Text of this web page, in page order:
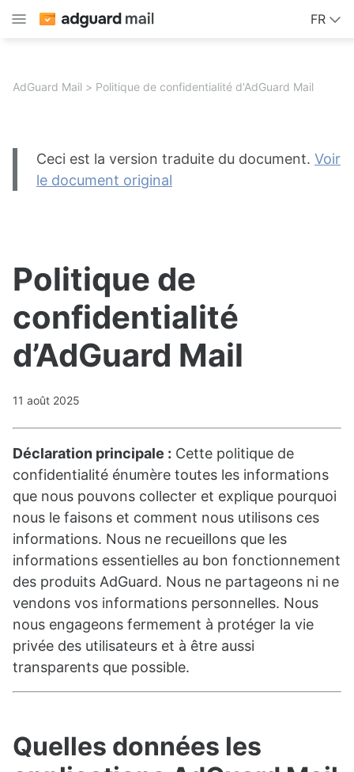
FR
AdGuard Mail Politique de confidentialité d'AdGuard Mail
Ceci est la version traduite du document. Voir
le document original
Politique de
confidentialité
d’AdGuard Mail
11 août 2025
Déclaration principale : Cette politique de
confidentialité énumère toutes les informations
que nous pouvons collecter et explique pourquoi
nous le faisons et comment nous utilisons ces
informations. Nous ne recueillons que les
informations essentielles au bon fonctionnement
des produits AdGuard. Nous ne partageons ni ne
vendons vos informations personnelles. Nous
nous engageons fermement à protéger la vie
privée des utilisateurs et à être aussi
transparents que possible.
Quelles données les